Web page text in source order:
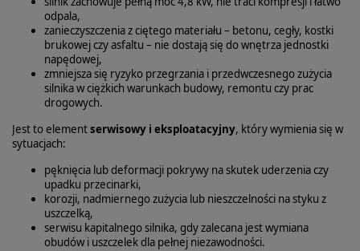
odpala,
zanieczyszczenia z ciętego materiału – betonu, cegły, kostki
brukowej czy asfaltu – nie dostają się do wnętrza jednostki
napędowej,
zmniejsza się ryzyko przegrzania i przedwczesnego zużycia
silnika w ciężkich warunkach budowy, remontu czy prac
drogowych.
Jest to elementserwisowy i eksploatacyjny, który wymienia się w
sytuacjach:
pęknięcia lub deformacji pokrywy na skutek uderzenia czy
upadku przecinarki,
korozji, nadmiernego zużycia lub nieszczelności na styku z
uszczelką,
serwisu kapitalnego silnika, gdy zalecana jest wymiana
obudów i uszczelek dla pełnej niezawodności.